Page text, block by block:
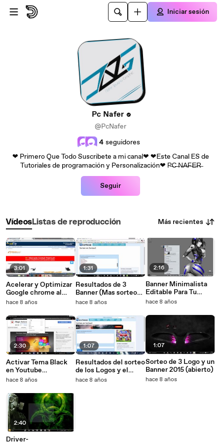
Saltar al contenido principal
Iniciar sesión
Pc Nafer
@PcNafer
4 seguidores
❤ Primero Que Todo Suscribete a mi canal❤ ❤Este Canal ES de
Tutoriales de programación y Personalización❤ P̶C̶ ̶N̶A̶F̶E̶R̶
Seguir
VídeosListas de reproducción Más recientes
3:01
Acelerar y Optimizar
Google chrome al
100% y Ahorrar
hace 8 años
2:30
Activar Tema Black
en Youtube
Facilmente - HD
hace 8 años
2:40
Driver-
1:31
Resultados de 3
Banner (Mas sorteo
de logo)
hace 8 años
1:07
Resultados del sorteo
de los Logos y el
Banner
hace 8 años
2:16
Banner Minimalista
Editable Para Tu
Canal 2016
hace 8 años
1:07
Sorteo de 3 Logo y un
Banner 2015 (abierto)
hace 8 años